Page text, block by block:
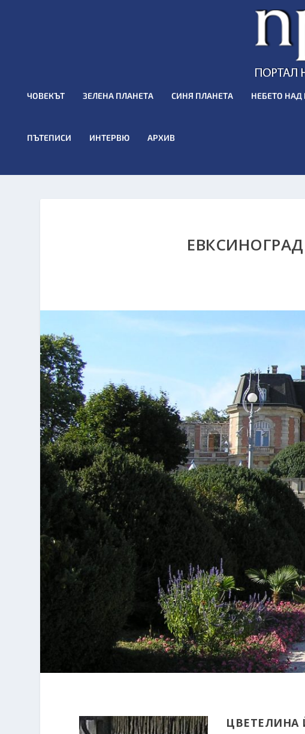
ЧОВЕКЪТ ЗЕЛЕНА ПЛАНЕТА СИНЯ ПЛАНЕТА НЕБЕТО НАД
ПЪТЕПИСИ ИНТЕРВЮ АРХИВ
ЦВЕТЕЛИНА